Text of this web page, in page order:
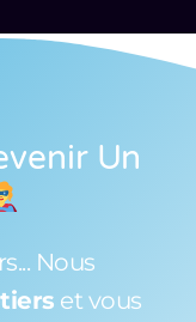
Un
Nous
et vous